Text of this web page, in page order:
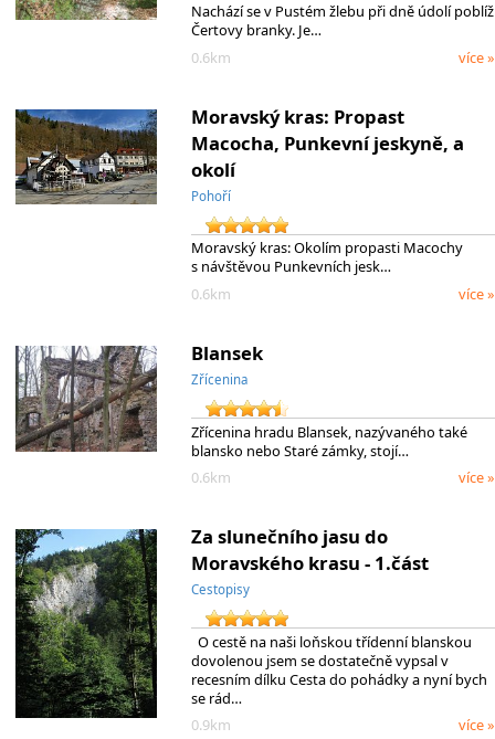
Nachází se v Pustém žlebu při dně údolí poblíž
Čertovy branky. Je…
0.6km
více »
Moravský kras: Propast
Macocha, Punkevní jeskyně, a
okolí
Pohoří
Moravský kras: Okolím propasti Macochy
s návštěvou Punkevních jesk…
0.6km
více »
Blansek
Zřícenina
Zřícenina hradu Blansek, nazývaného také
blansko nebo Staré zámky, stojí…
0.6km
více »
Za slunečního jasu do
Moravského krasu - 1.část
Cestopisy
O cestě na naši loňskou třídenní blanskou
dovolenou jsem se dostatečně vypsal v
recesním dílku Cesta do pohádky a nyní bych
se rád…
0.9km
více »